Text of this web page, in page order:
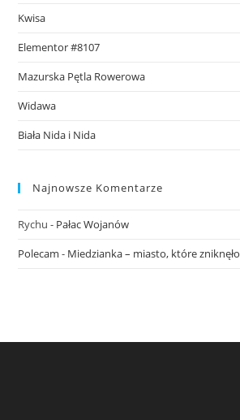
Kwisa
Elementor #8107
Mazurska Pętla Rowerowa
Widawa
Biała Nida i Nida
Najnowsze Komentarze
Rychu - Pałac Wojanów
Polecam - Miedzianka – miasto, które zniknęło